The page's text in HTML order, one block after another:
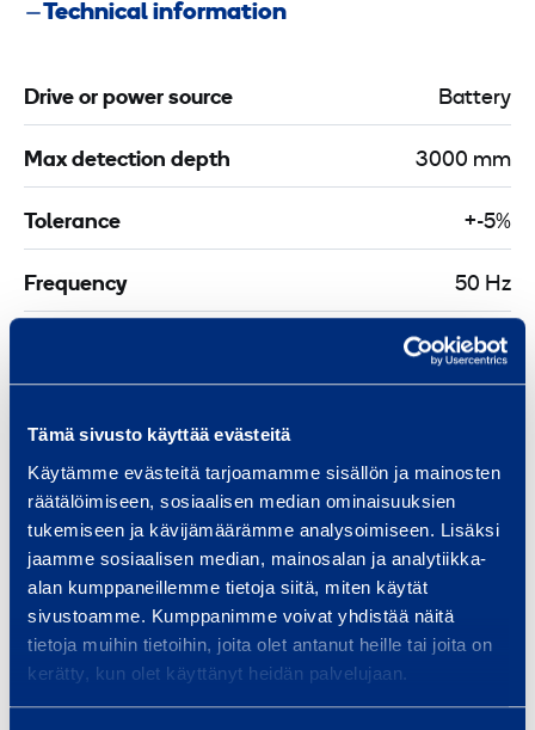
Tämä sivusto käyttää evästeitä
Käytämme evästeitä tarjoamamme sisällön ja mainosten
räätälöimiseen, sosiaalisen median ominaisuuksien
tukemiseen ja kävijämäärämme analysoimiseen. Lisäksi
jaamme sosiaalisen median, mainosalan ja analytiikka-
alan kumppaneillemme tietoja siitä, miten käytät
sivustoamme. Kumppanimme voivat yhdistää näitä
tietoja muihin tietoihin, joita olet antanut heille tai joita on
kerätty, kun olet käyttänyt heidän palvelujaan.
Technical information
Drive or power source Battery
Max detection depth 3000 mm
Tolerance +-5%
Frequency 50 Hz
4 kg
Width 400 mm
Height 400 mm
Documents